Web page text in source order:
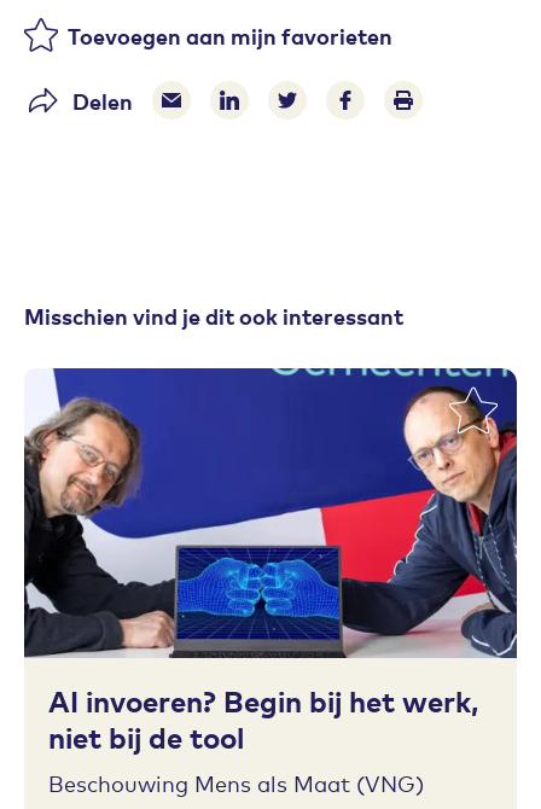
Toevoegen aan mijn favorieten
Delen Delen via e-mail
Delen via LinkedIn
Deel op Twitter
Deel op Facebook
Print pagina
Misschien vind je dit ook interessant
Toevoegen aan favorieten
AI invoeren? Begin bij het werk,
niet bij de tool
Beschouwing Mens als Maat (VNG)